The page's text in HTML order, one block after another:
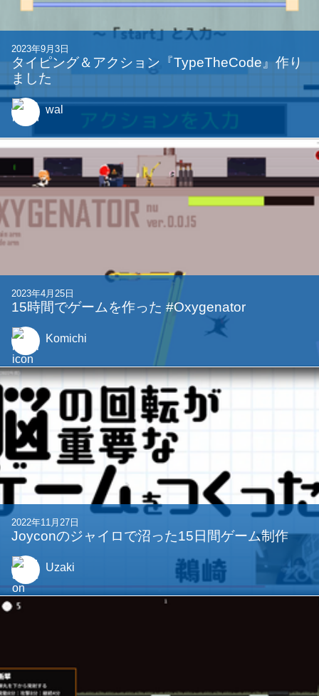
2023年9月3日
タイピング＆アクション『TypeTheCode』作り
ました
wal
2023年4月25日
15時間でゲームを作った #Oxygenator
Komichi
2022年11月27日
Joyconのジャイロで沼った15日間ゲーム制作
Uzaki